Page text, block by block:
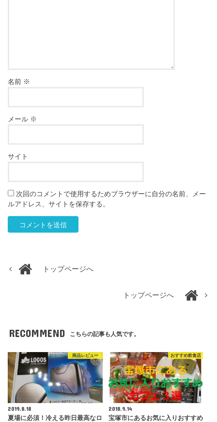
名前 ※
メール ※
サイト
次回のコメントで使用するためブラウザーに自分の名前、メー
ルアドレス、サイトを保存する。
トップページへ
トップページへ
RECOMMEND こちらの記事も人気です。
商品レビュー
2019.8.18
夏場に必須！冷える昨日最高なロ
おすすめ飲食店
2018.9.14
宝塚市にあるお気に入りおすすめ